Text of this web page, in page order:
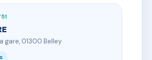
gare, 01300 Belley